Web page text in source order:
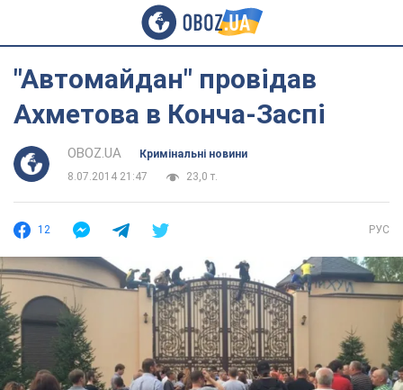
"Автомайдан" провідав
Ахметова в Конча-Заспі
OBOZ.UA
Кримінальні новини
8.07.2014 21:47
23,0 т.
12 РУС